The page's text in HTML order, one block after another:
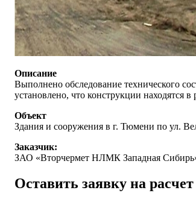
Описание
Выполнено обследование технического
установлено, что конструкции находятся
Объект
Здания и сооружения в г. Тюмени по ул.
Заказчик:
ЗАО «Вторчермет НЛМК Западная
Оставить заявку на